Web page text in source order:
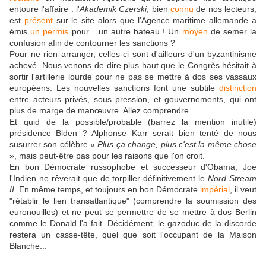
entoure l'affaire : l'Akademik Czerski, bienconnu de nos lecteurs,
est présentsur le site alors que l'Agence maritime allemande a
émisun permis pour... un autre bateau ! Un moyen de semer la
confusion afin de contourner les sanctions ?
Pour ne rien arranger, celles-ci sont d'ailleurs d'un byzantinisme
achevé. Nous venons de dire plus haut que le Congrès hésitait à
sortir l'artillerie lourde pour ne pas se mettre à dos ses vassaux
européens. Les nouvelles sanctions font une subtile distinction
entre acteurs privés, sous pression, et gouvernements, qui ont
plus de marge de manœuvre. Allez comprendre...
Et quid de la possible/probable (barrez la mention inutile)
présidence Biden ? Alphonse Karr serait bien tenté de nous
susurrer son célèbre «Plus ça change, plus c'est la même chose
», mais peut-être pas pour les raisons que l'on croit.
En bon Démocrate russophobe et successeur d'Obama, Joe
l'Indien ne rêverait que de torpiller définitivement leNord Stream
II . En même temps, et toujours en bon Démocrate impérial , il veut
"rétablir le lien transatlantique" (comprendre la soumission des
euronouilles) et ne peut se permettre de se mettre à dos Berlin
comme le Donald l'a fait. Décidément, le gazoduc de la discorde
restera un casse-tête, quel que soit l'occupant de la Maison
Blanche...